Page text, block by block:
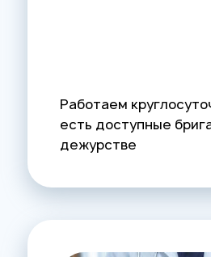
Работаем
есть доступные
дежурстве